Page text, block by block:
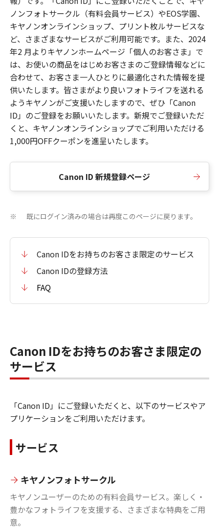
ノンフォトサークル（有料会員サービス）やEOS学園、
キヤノンオンラインショップ、プリント枚ルサービスな
ど、さまざまなサービスがご利用可能です。また、2024
年2 月よりキヤノンホームページ「個人のお客さま」で
は、お使いの商品をはじめお客さまのご登録情報などに
合わせて、お客さま一人ひとりに最適化された情報を提
供いたします。皆さまがより良いフォトライフを送れる
ようキヤノンがご支援いたしますので、ぜひ「Canon
ID」のご登録をお願いいたします。新規でご登録いただ
くと、キヤノンオンラインショップでご利用いただける
1,000円OFFクーポンを進呈いたします。
Canon ID 新規登録ページ
※ 既にログイン済みの場合は再度このページに戻ります。
Canon IDをお持ちのお客さま限定のサービス
Canon IDの登録方法
FAQ
Canon IDをお持ちのお客さま限定の
サービス
「Canon ID」にご登録いただくと、以下のサービスやア
プリケーションをご利用いただけます。
サービス
キヤノンフォトサークル
キヤノンユーザーのための有料会員サービス。楽しく・
豊かなフォトライフを支援する、さまざまな特典をご用
意。